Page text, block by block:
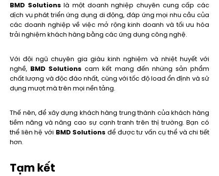
BMD Solutions là một doanh nghiệp chuyên cung cấp các
dịch vụ phát triển ứng dụng di động, đáp ứng mọi nhu cầu của
các doanh nghiệp về việc mở rộng kinh doanh và tối ưu hóa
trải nghiệm khách hàng bằng các ứng dụng công nghệ.
Với đội ngũ chuyên gia giàu kinh nghiệm và nhiệt huyết với
nghề, BMD Solutionscam kết mang đến những sản phẩm
chất lượng và độc đáo nhất, cùng với tốc độ load ổn định và sử
dụng mượt mà trên mọi nền tảng.
Thế nên, để xây dựng khách hàng trung thành của khách hàng
tiềm năng và nâng cao sự cạnh tranh trên thị trường. Bạn có
thể liên hệ với BMD Solutions để được tư vấn cụ thể và chi tiết
hơn.
Tạm kết